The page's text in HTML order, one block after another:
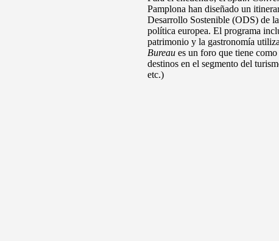
Pamplona han diseñado un
Desarrollo Sostenible (ODS) de
política europea. El programa
patrimonio y la gastronomía
Bureau es un foro que tiene
destinos en el segmento del
etc.)